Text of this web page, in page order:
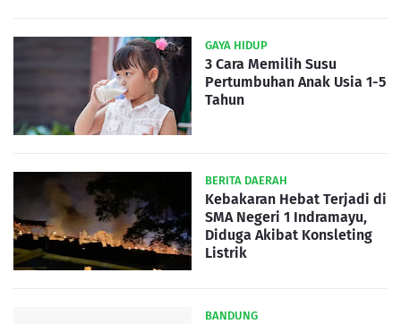
GAYA HIDUP
3 Cara Memilih Susu
Pertumbuhan Anak Usia 1-5
Tahun
BERITA DAERAH
Kebakaran Hebat Terjadi di
SMA Negeri 1 Indramayu,
Diduga Akibat Konsleting
Listrik
BANDUNG